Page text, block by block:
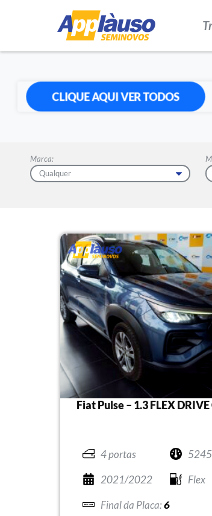
CLIQUE AQUI VER TODOS
Marca:
Fiat Pulse – 1.3 FLEX
4 portas
2021/2022
Flex
6